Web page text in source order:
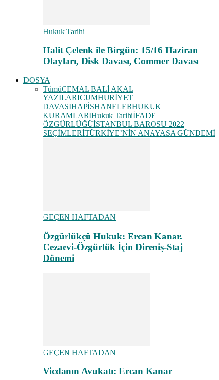
Hukuk Tarihi
Halit Çelenk ile Birgün: 15/16 Haziran
Olayları, Disk Davası, Commer Davası
DOSYA
TümüCEMAL BALİ AKAL
YAZILARICUMHURİYET
DAVASIHAPİSHANELERHUKUK
KURAMLARIHukuk TarihiİFADE
ÖZGÜRLÜĞÜİSTANBUL BAROSU 2022
SEÇİMLERİTÜRKİYE’NİN ANAYASA GÜNDEMİ
GEÇEN HAFTADAN
Özgürlükçü Hukuk: Ercan Kanar.
Cezaevi-Özgürlük İçin Direniş-Staj
Dönemi
GEÇEN HAFTADAN
Vicdanın Avukatı: Ercan Kanar